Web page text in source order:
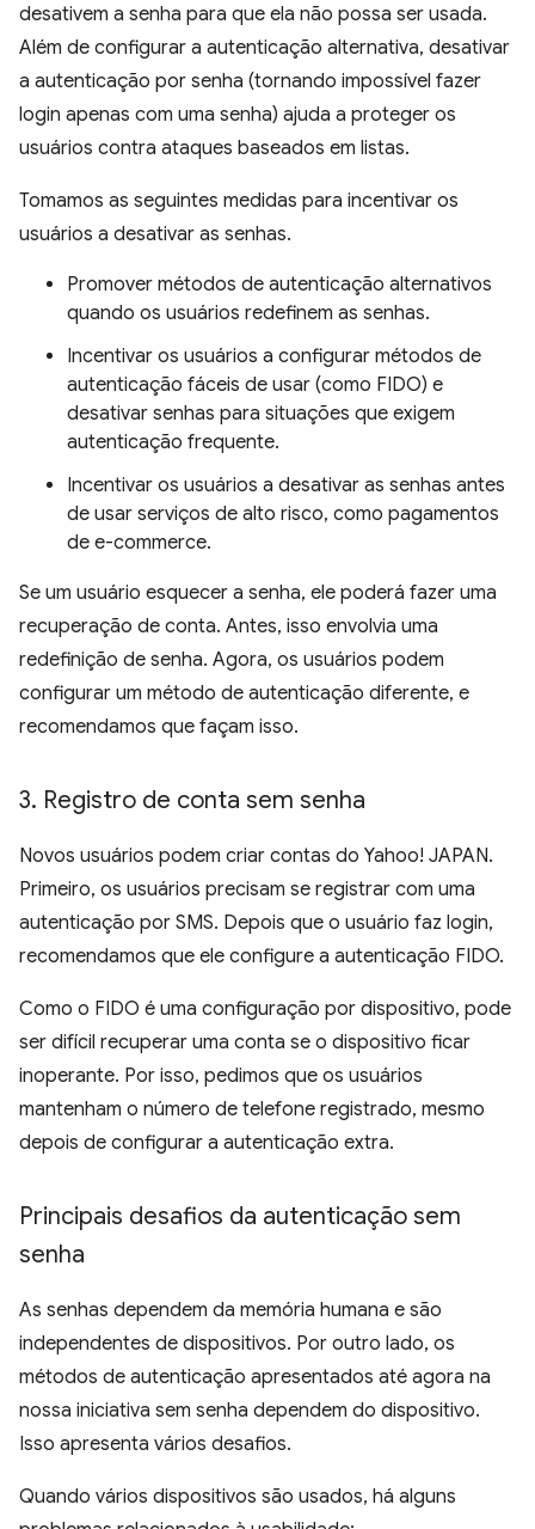
desativem a senha para que ela não possa ser usada.
Além de configurar a autenticação alternativa, desativar
a autenticação por senha (tornando impossível fazer
login apenas com uma senha) ajuda a proteger os
usuários contra ataques baseados em listas.
Tomamos as seguintes medidas para incentivar os
usuários a desativar as senhas.
Promover métodos de autenticação alternativos
quando os usuários redefinem as senhas.
Incentivar os usuários a configurar métodos de
autenticação fáceis de usar (como FIDO) e
desativar senhas para situações que exigem
autenticação frequente.
Incentivar os usuários a desativar as senhas antes
de usar serviços de alto risco, como pagamentos
de e-commerce.
Se um usuário esquecer a senha, ele poderá fazer uma
recuperação de conta. Antes, isso envolvia uma
redefinição de senha. Agora, os usuários podem
configurar um método de autenticação diferente, e
recomendamos que façam isso.
3. Registro de conta sem senha
Novos usuários podem criar contas do Yahoo! JAPAN.
Primeiro, os usuários precisam se registrar com uma
autenticação por SMS. Depois que o usuário faz login,
recomendamos que ele configure a autenticação FIDO.
Como o FIDO é uma configuração por dispositivo, pode
ser difícil recuperar uma conta se o dispositivo ficar
inoperante. Por isso, pedimos que os usuários
mantenham o número de telefone registrado, mesmo
depois de configurar a autenticação extra.
Principais desafios da autenticação sem
senha
As senhas dependem da memória humana e são
independentes de dispositivos. Por outro lado, os
métodos de autenticação apresentados até agora na
nossa iniciativa sem senha dependem do dispositivo.
Isso apresenta vários desafios.
Quando vários dispositivos são usados, há alguns